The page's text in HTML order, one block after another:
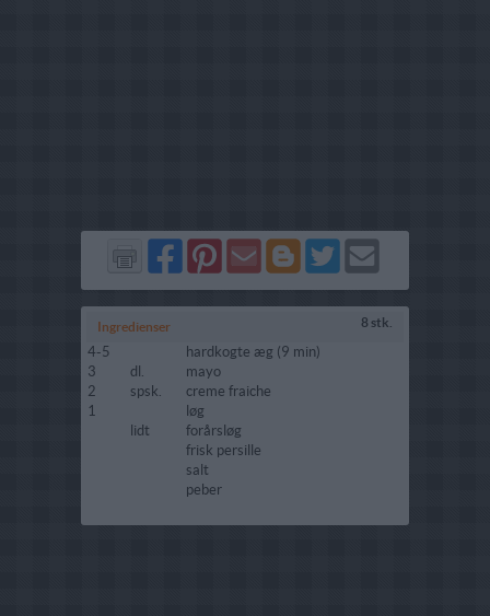
Del
på
Facebook
Del
på
Pinterest
Send
via
GMail
Del
på
Blogger
Del
på
Twitter
Send
Ingredienser 8 stk.
4-5
hardkogte æg (9 min)
3
dl.
mayo
2
spsk.
creme fraiche
1
løg
lidt
forårsløg
frisk persille
salt
peber